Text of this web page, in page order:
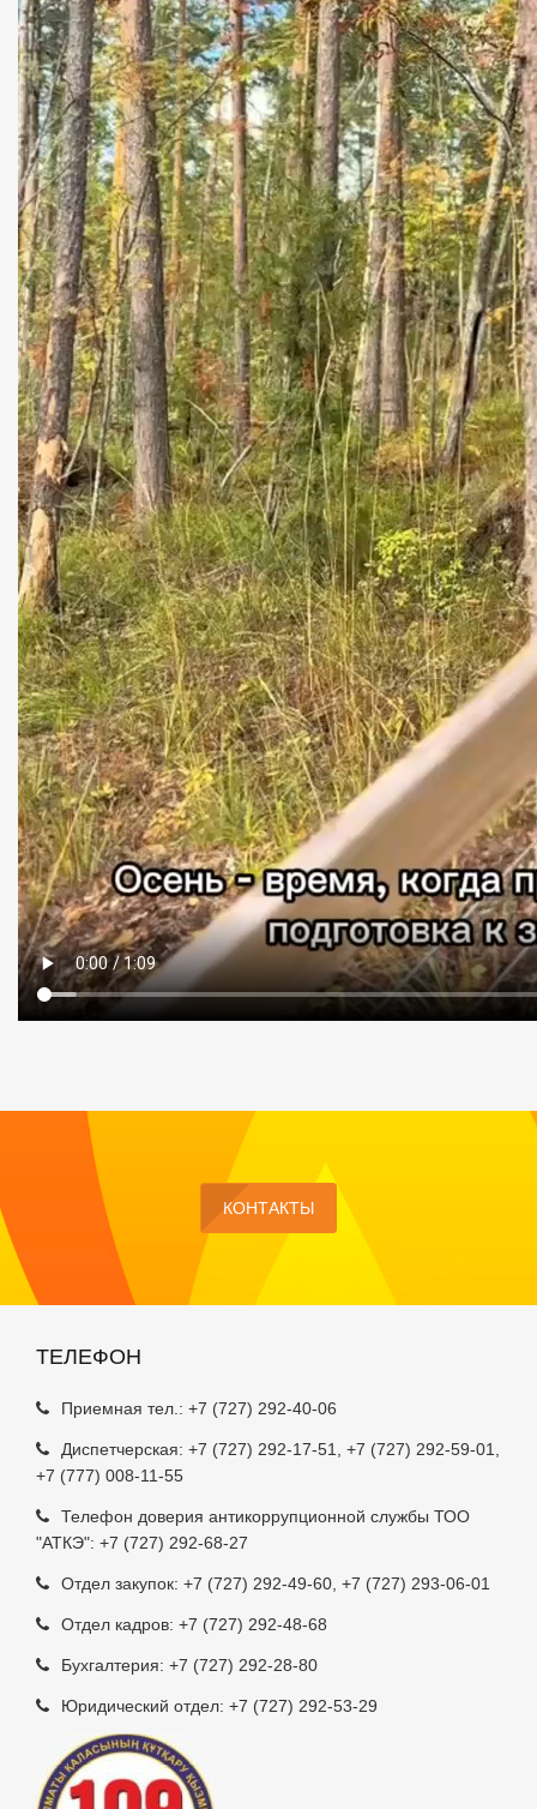
КОНТАКТЫ
ТЕЛЕФОН
Приемная тел.: +7 (727) 292-40-06
Диспетчерская: +7 (727) 292-17-51 +7 (727) 292-59-01
+7 (777) 008-11-55
Телефон доверия антикоррупционной службы ТОО
"АТКЭ": +7 (727) 292-68-27
Отдел закупок: +7 (727) 292-49-60 +7 (727) 293-06-01
Отдел кадров: +7 (727) 292-48-68
Бухгалтерия: +7 (727) 292-28-80
Юридический отдел: +7 (727) 292-53-29